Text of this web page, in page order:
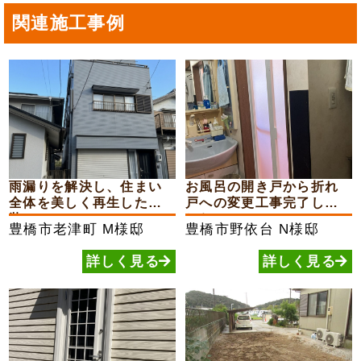
関連施工事例
雨漏りを解決し、住まい
全体を美しく再生した外
装...
豊橋市老津町 M様邸
詳しく見る
お風呂の開き戸から折れ
戸への変更工事完了しま
した
豊橋市野依台 N様邸
詳しく見る